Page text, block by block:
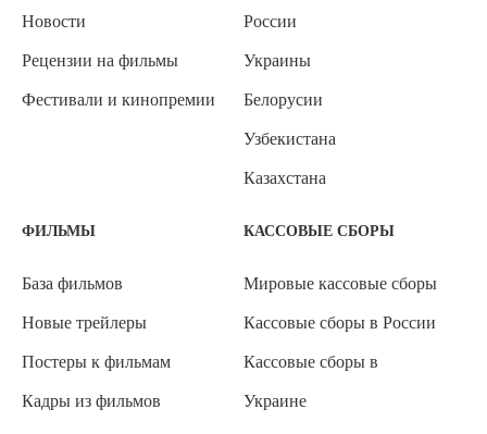
Новости
Рецензии на фильмы
Фестивали и кинопремии
России
Украины
Белорусии
Узбекистана
Казахстана
ФИЛЬМЫ
База фильмов
Новые трейлеры
Постеры к фильмам
Кадры из фильмов
КАССОВЫЕ СБОРЫ
Мировые кассовые сборы
Кассовые сборы в России
Кассовые сборы в
Украине